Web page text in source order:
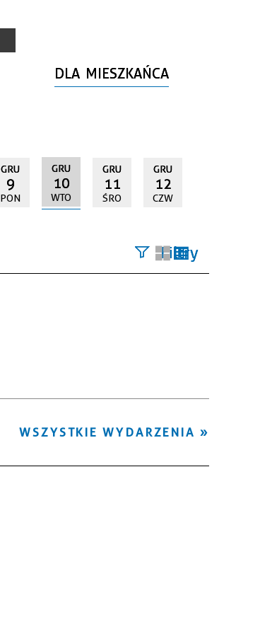
DLA MIESZKAŃCA
GRU
9
PON
GRU
10
WTO
GRU
11
ŚRO
GRU
12
CZW
Filtry
Miejsce
WSZYSTKIE WYDARZENIA